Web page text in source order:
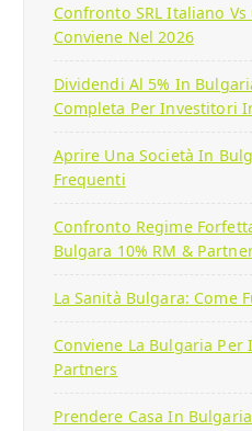
Confronto SRL Italiano
Conviene Nel 2026
Dividendi Al 5% In
Completa Per Investitori
Aprire Una Società In
Frequenti
Confronto Regime
Bulgara 10% RM &
La Sanità Bulgara: Come
Conviene La Bulgaria Per
Partners
Prendere Casa In